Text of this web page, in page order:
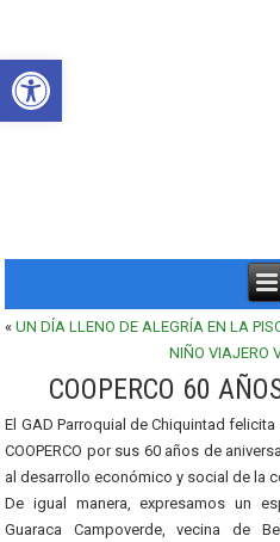
Abrir barra de herramientas
«UN DÍA LLENO DE ALEGRÍA EN LA
NIÑO VIAJERO
COOPERCO 60
El GAD Parroquial de Chiquintad
COOPERCO por sus 60 años de
al desarrollo económico y social de la
De igual manera, expresamos un
Guaraca Campoverde, vecina de